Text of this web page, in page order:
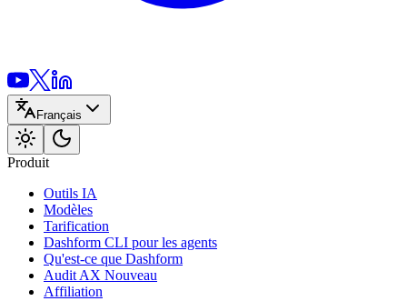
Français
Produit
Outils IA
Modèles
Tarification
Dashform CLI pour les agents
Qu'est-ce que Dashform
Audit AX Nouveau
Affiliation